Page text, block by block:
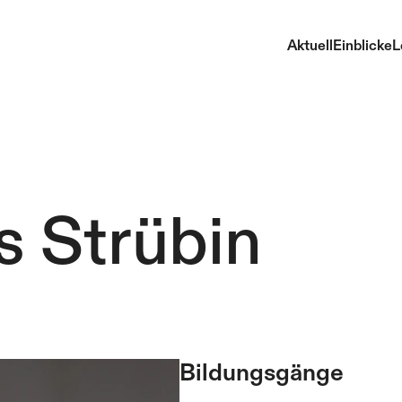
AktuellEinblicke
Strübin
Bildungsgänge